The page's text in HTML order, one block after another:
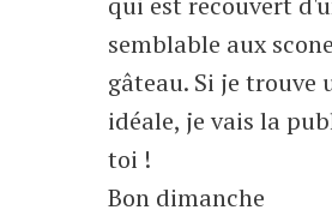
semblable aux
gâteau. Si je trouve
idéale, je vais la
toi !
Bon dimanche